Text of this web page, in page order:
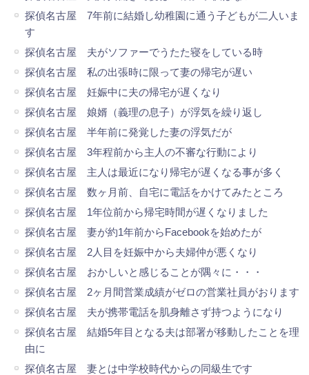
探偵名古屋 7年前に結婚し幼稚園に通う子どもが二人いま
す
探偵名古屋 夫がソファーでうたた寝をしている時
探偵名古屋 私の出張時に限って妻の帰宅が遅い
探偵名古屋 妊娠中に夫の帰宅が遅くなり
探偵名古屋 娘婿（義理の息子）が浮気を繰り返し
探偵名古屋 半年前に発覚した妻の浮気だが
探偵名古屋 3年程前から主人の不審な行動により
探偵名古屋 主人は最近になり帰宅が遅くなる事が多く
探偵名古屋 数ヶ月前、自宅に電話をかけてみたところ
探偵名古屋 1年位前から帰宅時間が遅くなりました
探偵名古屋 妻が約1年前からFacebookを始めたが
探偵名古屋 2人目を妊娠中から夫婦仲が悪くなり
探偵名古屋 おかしいと感じることが隅々に・・・
探偵名古屋 2ヶ月間営業成績がゼロの営業社員がおります
探偵名古屋 夫が携帯電話を肌身離さず持つようになり
探偵名古屋 結婚5年目となる夫は部署が移動したことを理
由に
探偵名古屋 妻とは中学校時代からの同級生です